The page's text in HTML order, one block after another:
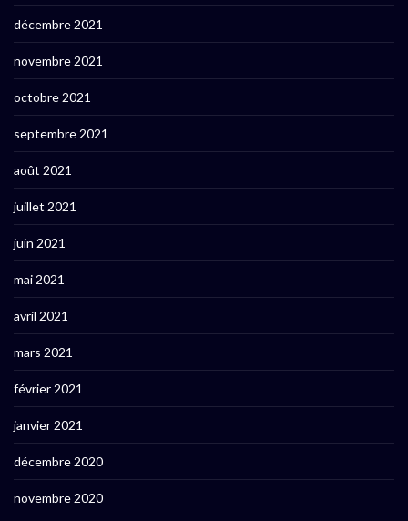
décembre 2021
novembre 2021
octobre 2021
septembre 2021
août 2021
juillet 2021
juin 2021
mai 2021
avril 2021
mars 2021
février 2021
janvier 2021
décembre 2020
novembre 2020